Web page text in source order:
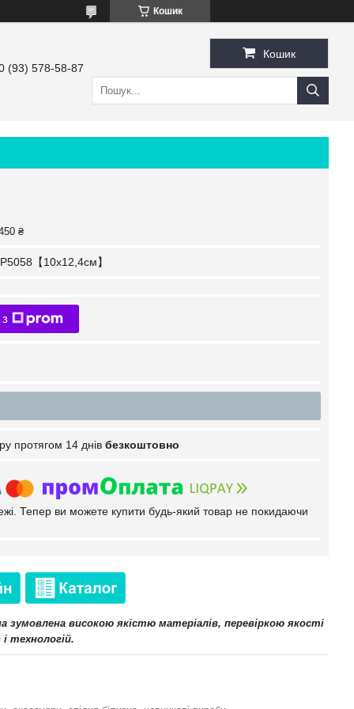
Кошик
(93) 578-58-87
Кошик
₴
【10x12,4см】
протягом 14 днів безкоштовно
Тепер ви можете купити будь-який товар не покидаючи
зумовлена високою якістю матеріалів, перевіркою якості
технологій.